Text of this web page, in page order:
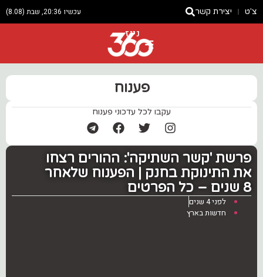
צ'ט יצירת קשר עכשיו 20:36, שבת (8.08)
ניוז
פענוח
עקבו לכל עדכוני פענוח
פרשת 'קשר השתיקה': ההורים רצחו
את התינוקת בחנק | הפענוח שלאחר
8 שנים – כל הפרטים
לפני 4 שנים
חדשות בארץ